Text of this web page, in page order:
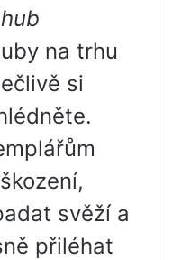
na trhu
si
svěží a
přiléhat